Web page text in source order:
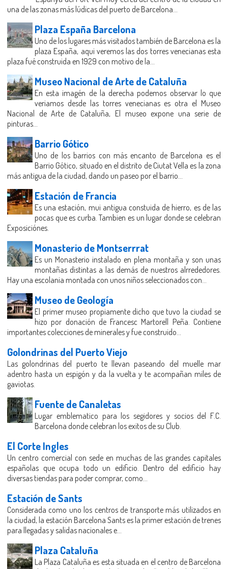
una de las zonas más lúdicas del puerto de Barcelona...
Plaza España Barcelona
Uno de los lugares más visitados también de Barcelona es la
plaza España, aqui veremos las dos torres venecianas esta
plaza fué construida en 1929 con motivo de la...
Museo Nacional de Arte de Cataluña
En esta imagén de la derecha podemos observar lo que
veriamos desde las torres venecianas es otra el Museo
Nacional de Arte de Cataluña, El museo expone una serie de
pinturas...
Barrio Gótico
Uno de los barrios con más encanto de Barcelona es el
Barrio Gótico, situado en el distrito de Ciutat Vella es la zona
más antigua de la ciudad, dando un paseo por el barrio...
Estación de Francia
Es una estación, mui antigua constuida de hierro, es de las
pocas que es curba. Tambien es un lugar donde se celebran
Exposiciónes.
Monasterio de Montserrrat
Es un Monasterio instalado en plena montaña y son unas
montañas distintas a las demás de nuestros alrrededores.
Hay una escolania montada con unos niños seleccionados con...
Museo de Geología
El primer museo propiamente dicho que tuvo la ciudad se
hizo por donación de Francesc Martorell Peña. Contiene
importantes colecciones de minerales y fue construido...
Golondrinas del Puerto Viejo
Las golondrinas del puerto te llevan paseando del muelle mar
adentro hasta un espigón y da la vuelta y te acompañan miles de
gaviotas.
Fuente de Canaletas
Lugar emblematico para los segidores y socios del F.C.
Barcelona donde celebran los exitos de su Club.
El Corte Ingles
Un centro comercial con sede en muchas de las grandes capitales
españolas que ocupa todo un edificio. Dentro del edificio hay
diversas tiendas para poder comprar, como...
Estación de Sants
Considerada como uno los centros de transporte más utilizados en
la ciudad, la estación Barcelona Sants es la primer estación de trenes
para llegadas y salidas nacionales e...
Plaza Cataluña
La Plaza Cataluña es esta situada en el centro de Barcelona